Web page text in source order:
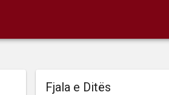
Fjala e Ditës